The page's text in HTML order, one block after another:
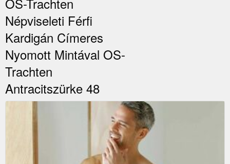
Népviseleti Férfi
Kardigán Címeres
Nyomott Mintával OS-
Trachten
Antracitszürke 48